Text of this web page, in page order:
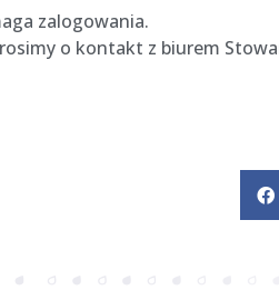
zalogowania.
o kontakt z biurem